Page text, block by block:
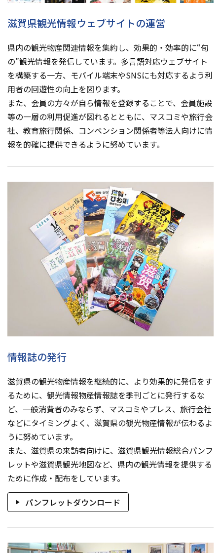
滋賀県観光情報ウェブサイトの運営
県内の観光物産関連情報を集約し、効果的・効率的に“旬
の”観光情報を発信しています。多言語対応ウェブサイト
を構築する一方、モバイル端末やSNSにも対応するよう利
用者の回遊性の向上を図ります。
また、会員の方々が自ら情報を登録することで、会員施設
等の一層の利用促進が図れるとともに、マスコミや旅行会
社、教育旅行関係、コンベンション関係者等法人向けに情
報を的確に提供できるように努めています。
情報誌の発行
滋賀県の観光物産情報を継続的に、より効果的に発信をす
るために、観光情報物産情報誌を季刊ごとに発行するな
ど、一般消費者のみならず、マスコミやプレス、旅行会社
などにタイミングよく、滋賀県の観光物産情報が伝わるよ
うに努めています。
また、滋賀県の来訪者向けに、滋賀県観光情報総合パンフ
レットや滋賀県観光地図など、県内の観光情報を提供する
ために作成・配布をしています。
play_arrow パンフレットダウンロード